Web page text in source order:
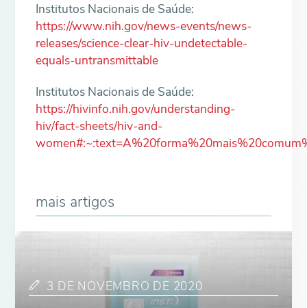
Institutos Nacionais de Saúde:
https://www.nih.gov/news-events/news-
releases/science-clear-hiv-undetectable-
equals-untransmittable
Institutos Nacionais de Saúde:
https://hivinfo.nih.gov/understanding-
hiv/fact-sheets/hiv-and-
mais artigos
3 DE NOVEMBRO DE 2020